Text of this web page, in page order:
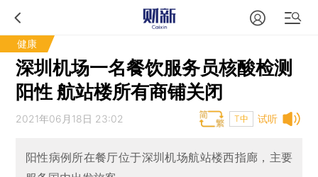
健康
深圳机场一名餐饮服务员核酸检测
阳性 航站楼所有商铺关闭
试听
2021年06月18日 23:02 T中
阳性病例所在餐厅位于深圳机场航站楼西指廊，主要